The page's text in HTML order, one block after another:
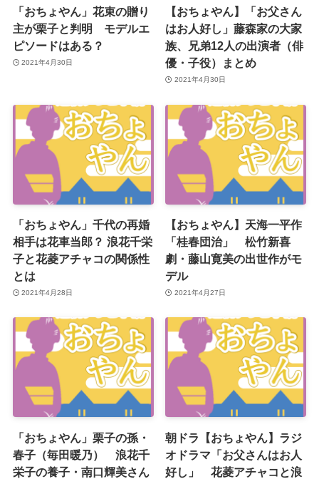
「おちょやん」花束の贈り
主が栗子と判明 モデルエ
ピソードはある？
2021年4月30日
【おちょやん】「お父さん
はお人好し」藤森家の大家
族、兄弟12人の出演者（俳
優・子役）まとめ
2021年4月30日
「おちょやん」千代の再婚
相手は花車当郎？ 浪花千栄
子と花菱アチャコの関係性
とは
2021年4月28日
【おちょやん】天海一平作
「桂春団治」 松竹新喜
劇・藤山寛美の出世作がモ
デル
2021年4月27日
「おちょやん」栗子の孫・
春子（毎田暖乃） 浪花千
栄子の養子・南口輝美さん
朝ドラ【おちょやん】ラジ
オドラマ「お父さんはお人
好し」 花菱アチャコと浪